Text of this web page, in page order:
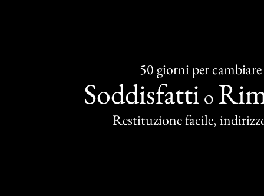
50 giorni per cambiare
Soddisfatti o
Restituzione facile,